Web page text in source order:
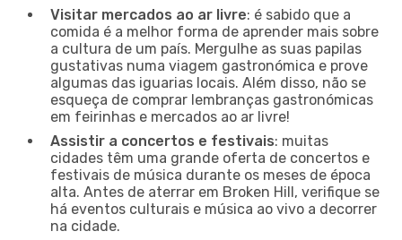
Visitar mercados ao ar livre: é sabido que a
comida é a melhor forma de aprender mais sobre
a cultura de um país. Mergulhe as suas papilas
gustativas numa viagem gastronómica e prove
algumas das iguarias locais. Além disso, não se
esqueça de comprar lembranças gastronómicas
em feirinhas e mercados ao ar livre!
Assistir a concertos e festivais: muitas
cidades têm uma grande oferta de concertos e
festivais de música durante os meses de época
alta. Antes de aterrar em Broken Hill, verifique se
há eventos culturais e música ao vivo a decorrer
na cidade.